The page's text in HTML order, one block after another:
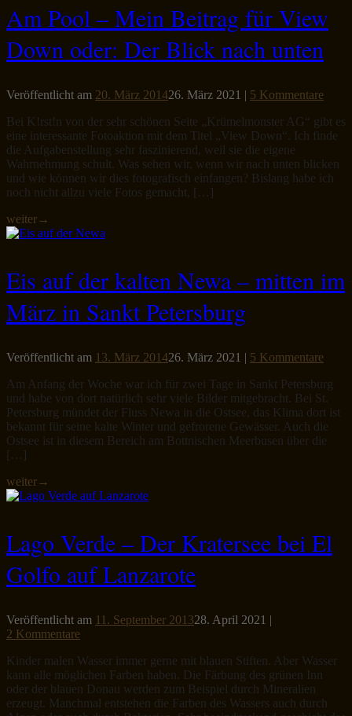
Am Pool – Mein Beitrag für View
Down oder: Der Blick nach unten
Veröffentlicht am 20. März 201426. März 2021 | 5 Kommentare
Bei K!rst!n von der sehr schönen Seite „Krümelmonster AG“ gibt es
eine interessante Fotoaktion mit dem Titel „View Down“. Ich finde
die Aufgabenstellung sehr faszinierend, weil sie die eigene
Wahrnehmung schult. Was sehen wir, wenn wir nach unten blicken
und wie können wir dies fotografisch einfangen? Bislang habe ich
noch nicht allzu viele Fotos gemacht, […]
weiter→
Eis auf der kalten Newa – mitten im
März in Sankt Petersburg
Veröffentlicht am 13. März 201426. März 2021 | 5 Kommentare
Am Anfang der Woche war ich für zwei Tage in Sankt Petersburg
und habe von dort natürlich sehr viele Bilder mitgebracht. Bei St.
Petersburg mündet der Fluss Newa in die Ostsee, das Klima dort ist
bekannt für seine kalte Winter und gefrorene Gewässer. Auch die
Ostsee ist in diesem Bereich am Bottnischen Meerbusen über die
[…]
weiter→
Lago Verde – Der Kratersee bei El
Golfo auf Lanzarote
Veröffentlicht am 11. September 201328. April 2021 |
2 Kommentare
Kinder malen Wasser immer gerne mit blauen Stiften. Aber Wasser
kann alle möglichen Farben haben. Die Färbung des grünen Inn
oder der blauen Donau werden zum Beispiel durch Mineralien
erzeugt. Manchmal entstehen die Farben des Wassers auch durch